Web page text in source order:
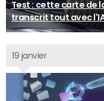
Test : cette carte de
transcrit tout avec
19 janvier